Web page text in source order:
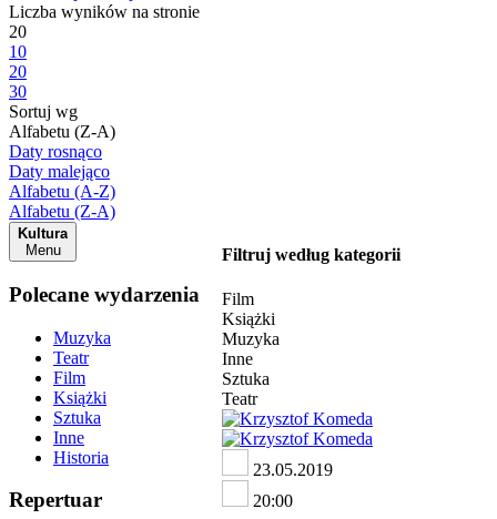
Liczba wyników na stronie
20
10
20
30
Sortuj wg
Alfabetu (Z-A)
Daty rosnąco
Daty malejąco
Alfabetu (A-Z)
Alfabetu (Z-A)
Kultura
Menu
Polecane wydarzenia
Muzyka
Teatr
Film
Książki
Sztuka
Inne
Historia
Repertuar
Filtruj według kategorii
Film
Książki
Muzyka
Inne
Sztuka
Teatr
23.05.2019
20:00